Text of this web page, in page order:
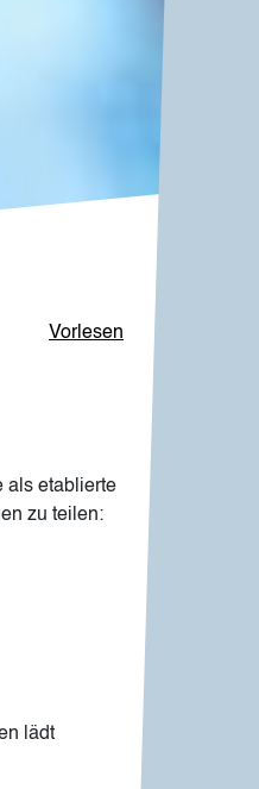
Vorlesen
als etablierte
zu teilen:
lädt